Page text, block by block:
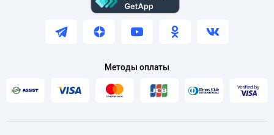
Методы оплаты